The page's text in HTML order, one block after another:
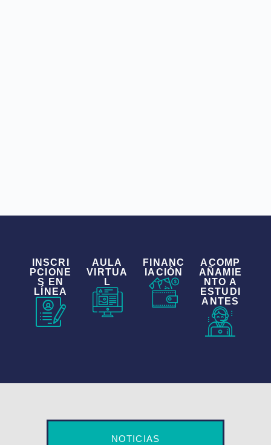
INSCRI
PCIONE
S EN
LÍNEA
AULA
VIRTUA
L
FINANC
IACIÓN
ACOMP
AÑAMIE
NTO A
ESTUDI
ANTES
NOTICIAS